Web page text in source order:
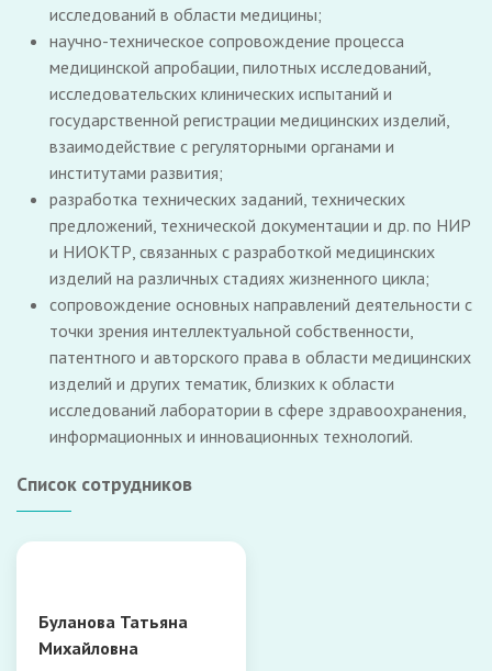
исследований в области медицины;
научно-техническое сопровождение процесса
медицинской апробации, пилотных исследований,
исследовательских клинических испытаний и
государственной регистрации медицинских изделий,
взаимодействие с регуляторными органами и
институтами развития;
разработка технических заданий, технических
предложений, технической документации и др. по НИР
и НИОКТР, связанных с разработкой медицинских
изделий на различных стадиях жизненного цикла;
сопровождение основных направлений деятельности с
точки зрения интеллектуальной собственности,
патентного и авторского права в области медицинских
изделий и других тематик, близких к области
исследований лаборатории в сфере здравоохранения,
информационных и инновационных технологий.
Список сотрудников
Буланова Татьяна
Михайловна